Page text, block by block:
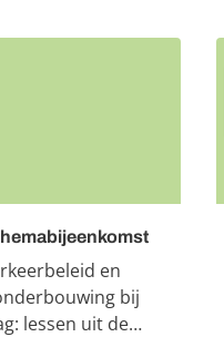
en
bij
lessen uit de